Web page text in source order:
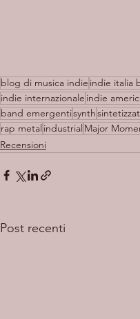
blog di musica indie indie italia
indie internazionale indie
band emergentisynth
rap metal industrial Major
Recensioni
Post recenti